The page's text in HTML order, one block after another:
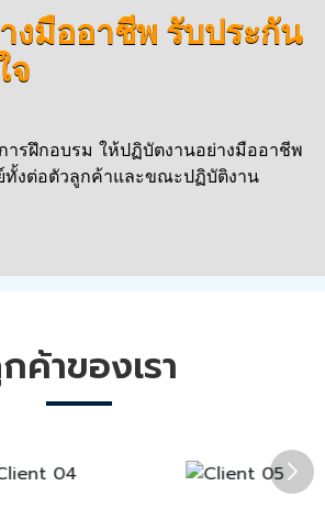
งมืออาชีพ รับประกัน
จ
ารฝึกอบรม ให้ปฏิบัตงานอย่างมืออาชีพ
ทั้งต่อตัวลูกค้าและขณะปฏิบัติงาน
ค้าของเรา